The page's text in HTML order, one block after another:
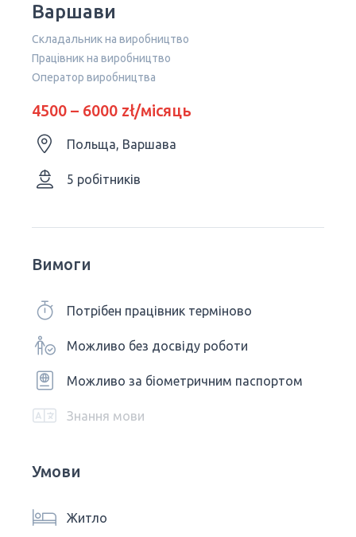
Варшави
Складальник на виробництво
Працівник на виробництво
Оператор виробництва
4500 – 6000 zł/місяць
Польща, Варшава
5 робітників
Вимоги
Потрібен працівник терміново
Можливо без досвіду роботи
Можливо за біометричним паспортом
Знання мови
Умови
Житло